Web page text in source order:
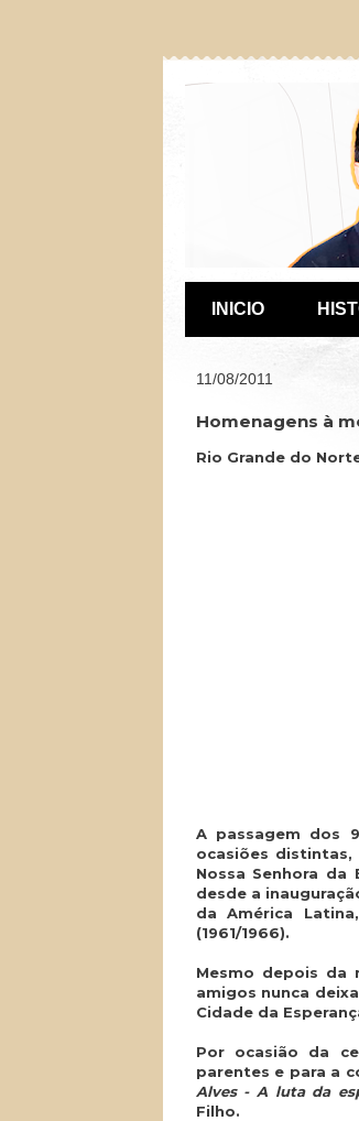
INICIO
11/08/2011
Homenagens à
Rio Grande do
A passagem dos
ocasiões distintas,
Nossa Senhora
desde a
da América
(1961/1966).
Mesmo depois
amigos nunca
Cidade da
Por ocasião da
parentes e para a
Alves - A luta da
Filho.